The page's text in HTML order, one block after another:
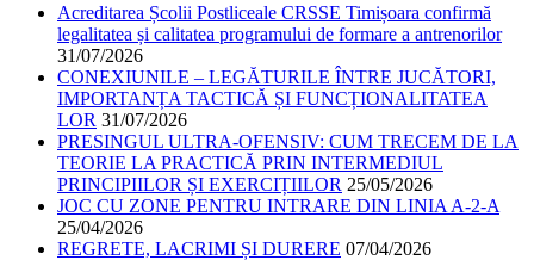
Acreditarea Școlii Postliceale CRSSE Timișoara confirmă
legalitatea și calitatea programului de formare a antrenorilor
31/07/2026
CONEXIUNILE – LEGĂTURILE ÎNTRE JUCĂTORI,
IMPORTANȚA TACTICĂ ȘI FUNCȚIONALITATEA
LOR 31/07/2026
PRESINGUL ULTRA-OFENSIV: CUM TRECEM DE LA
TEORIE LA PRACTICĂ PRIN INTERMEDIUL
PRINCIPIILOR ȘI EXERCIȚIILOR 25/05/2026
JOC CU ZONE PENTRU INTRARE DIN LINIA A-2-A
25/04/2026
REGRETE, LACRIMI ȘI DURERE 07/04/2026